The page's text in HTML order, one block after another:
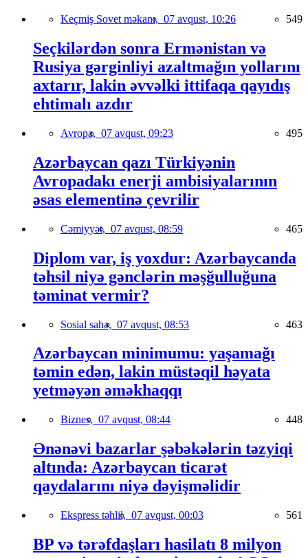
Keçmiş Sovet məkanı, 07 avqust, 10:26 549
Seçkilərdən sonra Ermənistan və
Rusiya gərginliyi azaltmağın yollarını
axtarır, lakin əvvəlki ittifaqa qayıdış
ehtimalı azdır
Avropa, 07 avqust, 09:23 495
Azərbaycan qazı Türkiyənin
Avropadakı enerji ambisiyalarının
əsas elementinə çevrilir
Cəmiyyət, 07 avqust, 08:59 465
Diplom var, iş yoxdur: Azərbaycanda
təhsil niyə gənclərin məşğulluğuna
təminat vermir?
Sosial sahə, 07 avqust, 08:53 463
Azərbaycan minimumu: yaşamağı
təmin edən, lakin müstəqil həyata
yetməyən əməkhaqqı
Biznes, 07 avqust, 08:44 448
Ənənəvi bazarlar şəbəkələrin təzyiqi
altında: Azərbaycan ticarət
qaydalarını niyə dəyişməlidir
Ekspress təhlil, 07 avqust, 00:03 561
BP və tərəfdaşları hasilatı 8 milyon